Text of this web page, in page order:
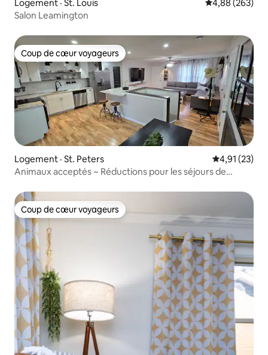
Logement · St. Louis Note
4,88 (263)
Salon Leamington
Coup de cœur voyageurs
Coup de cœur voyageurs
Logement · St. Peters Note
4,91 (23)
Animaux acceptés ~ Réductions pour les séjours de
Coup de cœur voyageurs
Coup de cœur voyageurs